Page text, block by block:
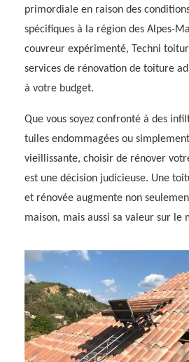
primordiale en raison des
spécifiques à la région des Alpes-
couvreur expérimenté, Techni
services de rénovation de toiture
à votre budget.
Que vous soyez confronté à des
tuiles endommagées ou
vieillissante, choisir de rénover
est une décision judicieuse. Une
et rénovée augmente non
maison, mais aussi sa valeur sur le